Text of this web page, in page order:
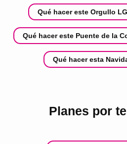
Qué hacer este Orgullo
Qué hacer este Puente de la
Qué hacer esta
Planes por